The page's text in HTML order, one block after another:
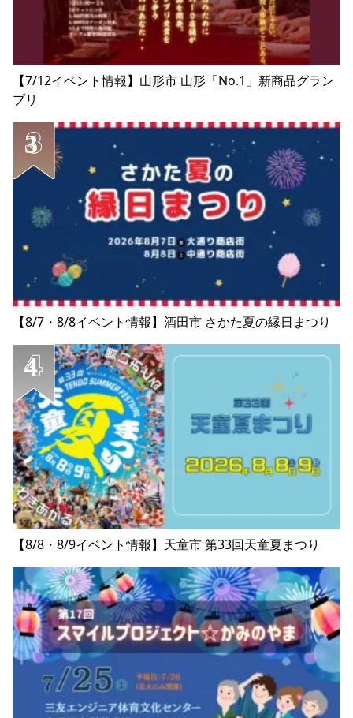
【7/12イベント情報】山形市 山形「No.1」新商品グラン
プリ
【8/7・8/8イベント情報】酒田市 さかた夏の縁日まつり
【8/8・8/9イベント情報】天童市 第33回天童夏まつり